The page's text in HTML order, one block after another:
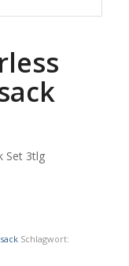
Set 3tlg
Schlagwort: